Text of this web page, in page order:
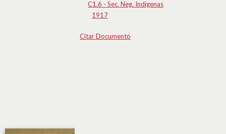
C1.6 - Sec. Neg. Indígenas
1917
Citar Documento